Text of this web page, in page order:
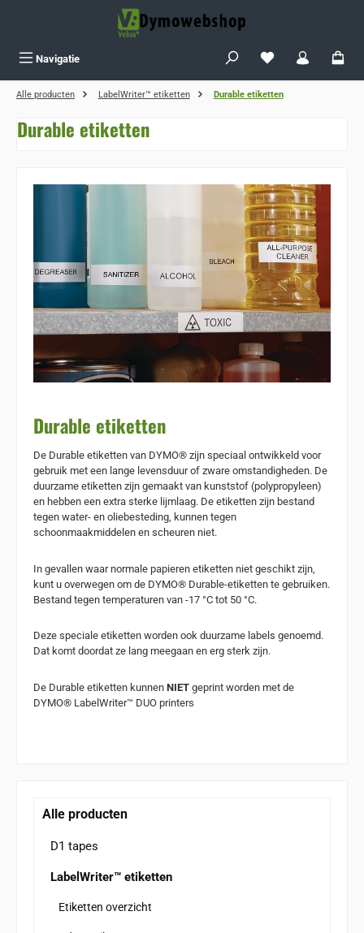
Navigatie Je hebt 0 items op
Alle producten LabelWriter™ etiketten Durable etiketten
Durable etiketten
Durable etiketten
De Durable etiketten van DYMO® zijn speciaal ontwikkeld voor
gebruik met een lange levensduur of zware omstandigheden. De
duurzame etiketten zijn gemaakt van kunststof (polypropyleen)
en hebben een extra sterke lijmlaag. De etiketten zijn bestand
tegen water- en oliebesteding, kunnen tegen
schoonmaakmiddelen en scheuren niet.
In gevallen waar normale papieren etiketten niet geschikt zijn,
kunt u overwegen om de DYMO® Durable-etiketten te gebruiken.
Bestand tegen temperaturen van -17 °C tot 50 °C.
Deze speciale etiketten worden ook duurzame labels genoemd.
Dat komt doordat ze lang meegaan en erg sterk zijn.
De Durable etiketten kunnen NIET geprint worden met de
DYMO® LabelWriter™ DUO printers
Alle producten
D1 tapes
LabelWriter™ etiketten
Etiketten overzicht